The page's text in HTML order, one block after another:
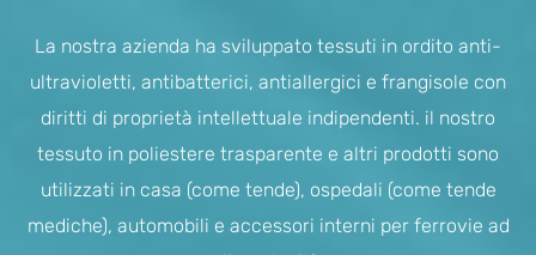
La nostra azienda ha sviluppato tessuti in ordito anti-
ultravioletti, antibatterici, antiallergici e frangisole con
diritti di proprietà intellettuale indipendenti. il nostro
tessuto in poliestere trasparente e altri prodotti sono
utilizzati in casa (come tende), ospedali (come tende
mediche), automobili e accessori interni per ferrovie ad